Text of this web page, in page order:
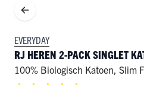
EVERYDAY
RJ HEREN 2-PACK SINGLET
100% Biologisch Katoen, Slim